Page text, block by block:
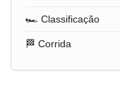
🏎️ Classificação
🏁 Corrida